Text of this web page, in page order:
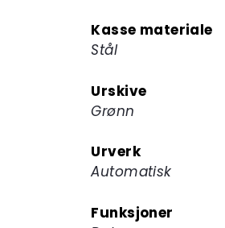
Kasse materiale
Stål
Urskive
Grønn
Urverk
Automatisk
Funksjoner